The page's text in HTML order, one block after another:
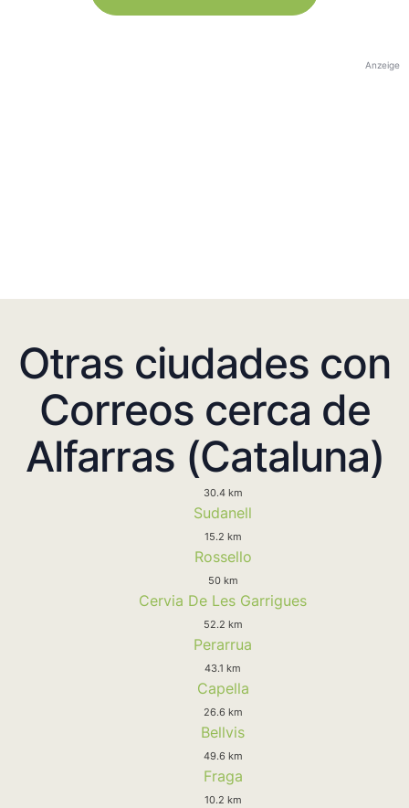
Anzeige
Otras ciudades con
Correos cerca de
Alfarras (Cataluna)
30.4 km
Sudanell
15.2 km
Rossello
50 km
Cervia De Les Garrigues
52.2 km
Perarrua
43.1 km
Capella
26.6 km
Bellvis
49.6 km
Fraga
10.2 km